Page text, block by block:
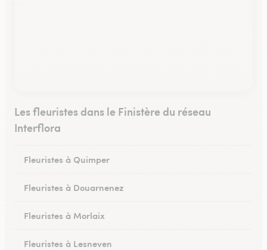
Les fleuristes dans le Finistère du réseau
Interflora
Fleuristes à Quimper
Fleuristes à Douarnenez
Fleuristes à Morlaix
Fleuristes à Lesneven